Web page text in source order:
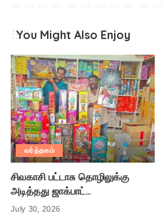
You Might Also Enjoy
வர்த்தகம்
சிவகாசி பட்டாசு தொழிலுக்கு
அடித்தது ஜாக்பாட்…
July 30, 2026